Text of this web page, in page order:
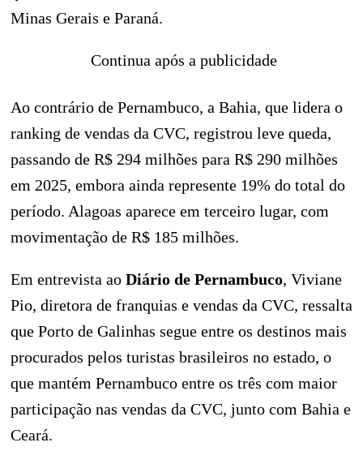
Minas Gerais e Paraná.
Continua após a publicidade
Ao contrário de Pernambuco, a Bahia, que lidera o
ranking de vendas da CVC, registrou leve queda,
passando de R$ 294 milhões para R$ 290 milhões
em 2025, embora ainda represente 19% do total do
período. Alagoas aparece em terceiro lugar, com
movimentação de R$ 185 milhões.
Em entrevista ao Diário de Pernambuco, Viviane
Pio, diretora de franquias e vendas da CVC, ressalta
que Porto de Galinhas segue entre os destinos mais
procurados pelos turistas brasileiros no estado, o
que mantém Pernambuco entre os três com maior
participação nas vendas da CVC, junto com Bahia e
Ceará.